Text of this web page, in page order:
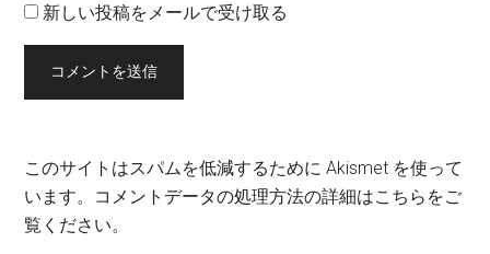
新しい投稿をメールで受け取る
このサイトはスパムを低減するために Akismet を使って
います。 コメントデータの処理方法の詳細はこちらをご
覧ください。